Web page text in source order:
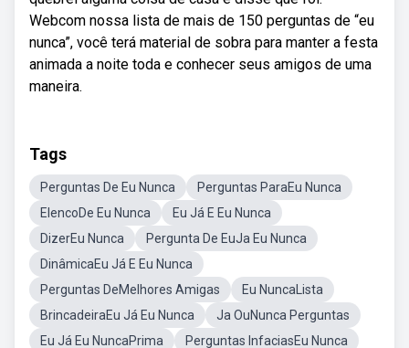
Webcom nossa lista de mais de 150 perguntas de “eu
nunca”, você terá material de sobra para manter a festa
animada a noite toda e conhecer seus amigos de uma
maneira.
Tags
Perguntas De Eu Nunca
Perguntas ParaEu Nunca
ElencoDe Eu Nunca
Eu Já E Eu Nunca
DizerEu Nunca
Pergunta De EuJa Eu Nunca
DinâmicaEu Já E Eu Nunca
Perguntas DeMelhores Amigas
Eu NuncaLista
BrincadeiraEu Já Eu Nunca
Ja OuNunca Perguntas
Eu Já Eu NuncaPrima
Perguntas InfaciasEu Nunca